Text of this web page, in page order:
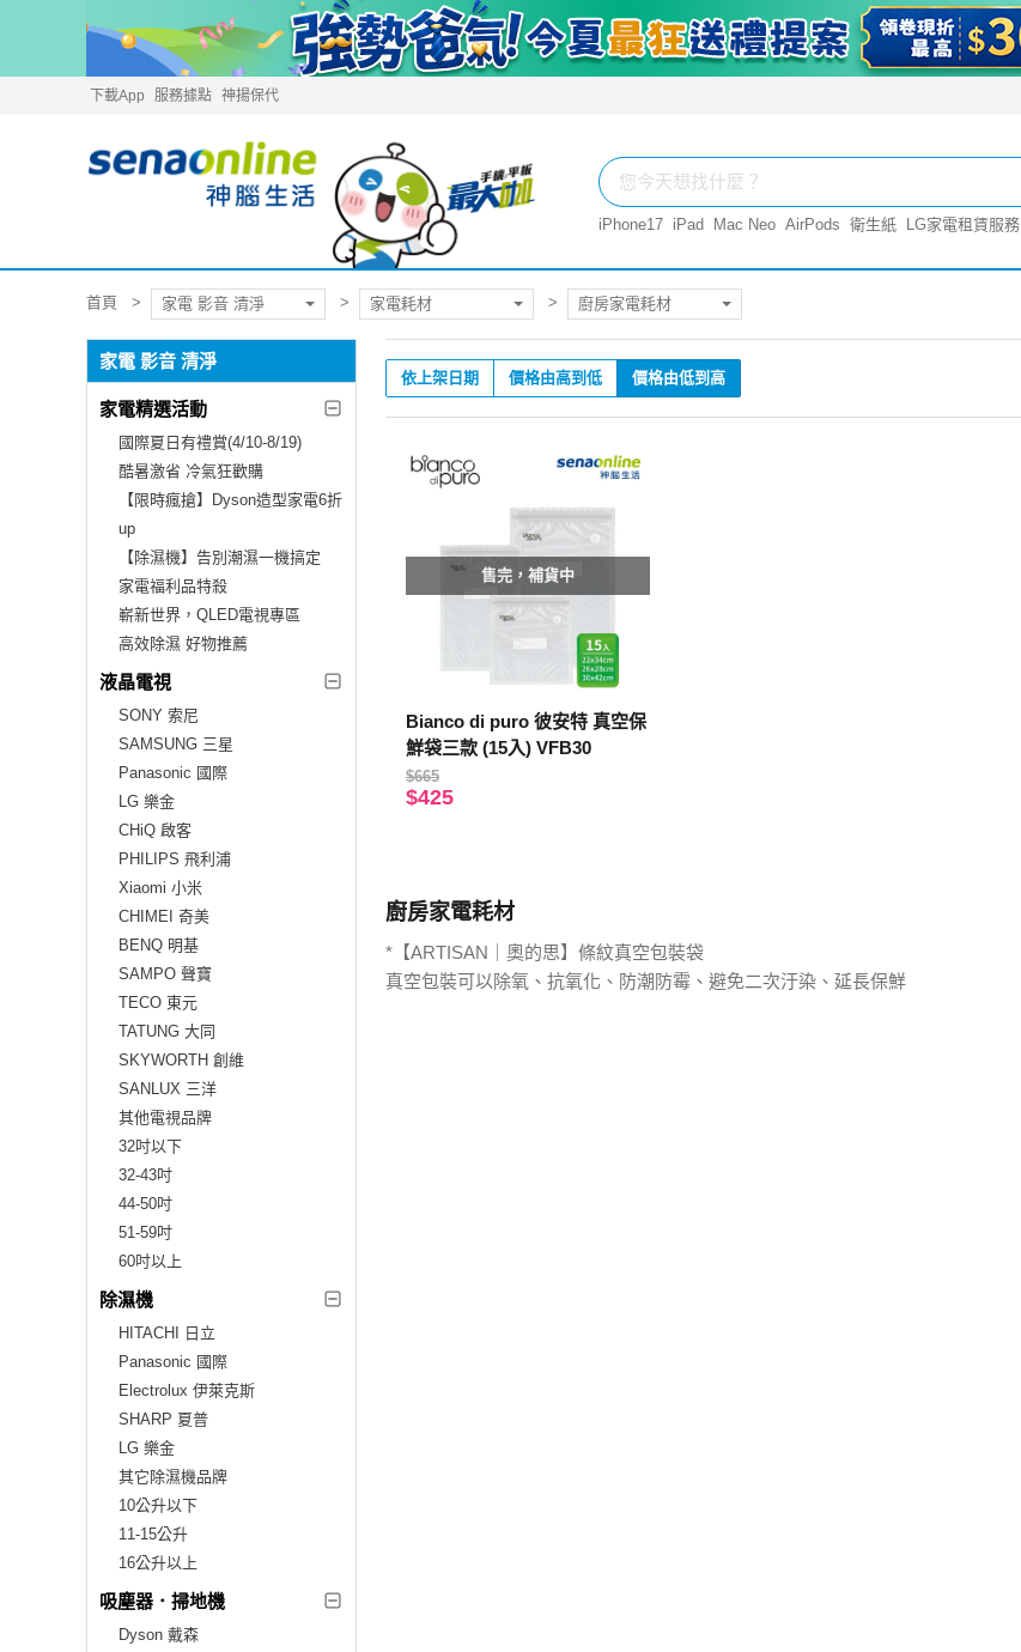
下載App 服務據點 神揚保代
iPhone17 iPad Mac Neo AirPods 衛生紙 LG家電租賃服務
首頁 家電 影音 清淨 家電耗材 廚房家電耗材
家電 影音 清淨
家電精選活動
國際夏日有禮賞(4/10-8/19)
酷暑激省 冷氣狂歡購
【限時瘋搶】Dyson造型家電6折
up
【除濕機】告別潮濕一機搞定
家電福利品特殺
嶄新世界，QLED電視專區
高效除濕 好物推薦
液晶電視
SONY 索尼
SAMSUNG 三星
Panasonic 國際
LG 樂金
CHiQ 啟客
PHILIPS 飛利浦
Xiaomi 小米
CHIMEI 奇美
BENQ 明基
SAMPO 聲寶
TECO 東元
TATUNG 大同
SKYWORTH 創維
SANLUX 三洋
其他電視品牌
32吋以下
32-43吋
44-50吋
51-59吋
60吋以上
除濕機
HITACHI 日立
Panasonic 國際
Electrolux 伊萊克斯
SHARP 夏普
LG 樂金
其它除濕機品牌
10公升以下
11-15公升
16公升以上
吸塵器．掃地機
Dyson 戴森
依上架日期 價格由高到低 價格由低到高
售完，補貨中
Bianco di puro 彼安特 真空保
鮮袋三款 (15入) VFB30
$665
$425
廚房家電耗材
*【ARTISAN｜奧的思】條紋真空包裝袋
真空包裝可以除氧、抗氧化、防潮防霉、避免二次汙染、延長保鮮